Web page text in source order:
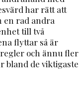
har rätt att
en rad andra
till två
flyttar så är
och ännu fler
bland de viktigaste